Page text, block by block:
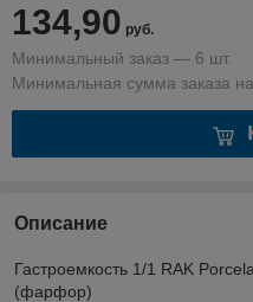
134,90 руб.
Минимальный заказ — 6 шт.
Минимальная сумма заказа
Описание
Гастроемкость 1/1 RAK
(фарфор)